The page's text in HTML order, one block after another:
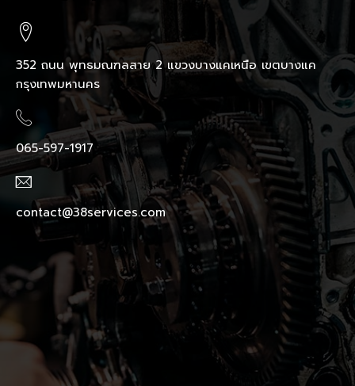
352 ถนน พุทธมณฑลสาย 2 แขวงบางแคเหนือ เขตบางแค
กรุงเทพมหานคร
065-597-1917
contact@38services.com